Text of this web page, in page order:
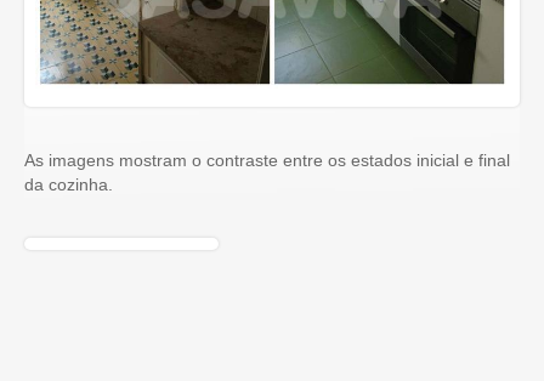
As imagens mostram o contraste entre os estados inicial e final
da cozinha.